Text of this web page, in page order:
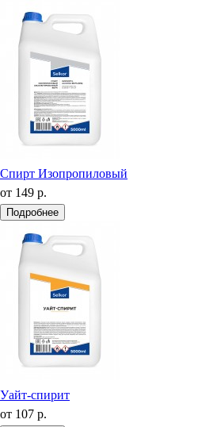
Спирт Изопропиловый
от 149 р.
Подробнее
Уайт-спирит
от 107 р.